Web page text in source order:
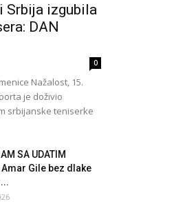
Srbija izgubila
DAN
0
Nažalost, 15.
je doživio
srbijanske teniserke
SA UDATIM
Amar Gile bez dlake